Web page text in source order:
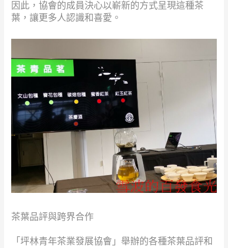
因此，協會的成員決心以嶄新的方式呈現這種茶
葉，讓更多人認識和喜愛。
茶葉品評與跨界合作
「坪林青年茶業發展協會」舉辦的各種茶葉品評和